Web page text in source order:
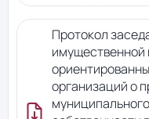
Протокол
организаций о